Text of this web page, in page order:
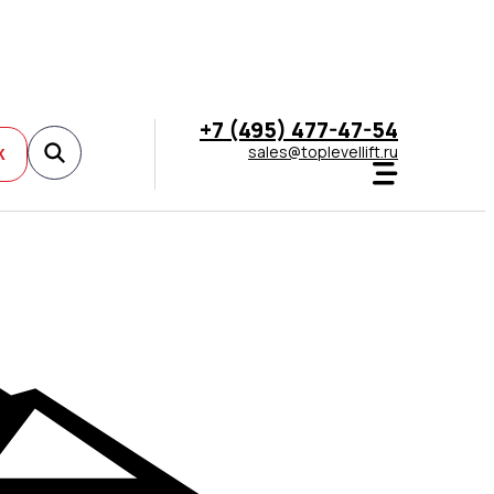
+7 (495) 477-47-54
sales@toplevellift.ru